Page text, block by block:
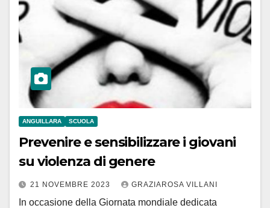
ANGUILLARA SCUOLA
Prevenire e sensibilizzare i giovani
su violenza di genere
21 NOVEMBRE 2023 GRAZIAROSA VILLANI
In occasione della Giornata mondiale dedicata